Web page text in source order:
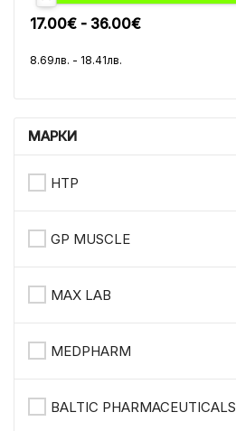
МАРКИ
HTP
GP MUSCLE
MAX LAB
MEDPHARM
BALTIC PHARMACEUTICALS